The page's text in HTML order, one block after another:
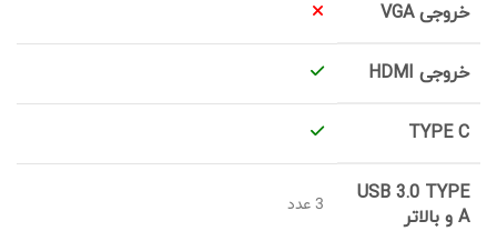
خروجی VGA
خروجی HDMI
TYPE C
USB 3.0 TYPE
A و بالاتر
3 عدد